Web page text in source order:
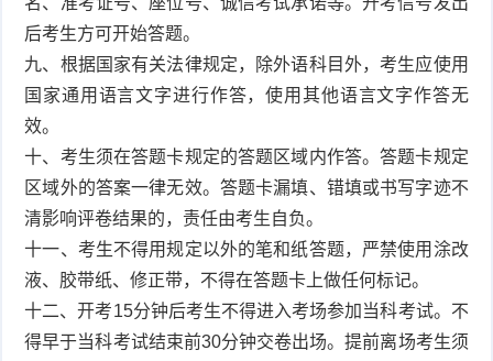
后考生方可开始答题。
九、根据国家有关法律规定，除外语科目外，考生应使用
国家通用语言文字进行作答，使用其他语言文字作答无
效。
十、考生须在答题卡规定的答题区域内作答。答题卡规定
区域外的答案一律无效。答题卡漏填、错填或书写字迹不
清影响评卷结果的，责任由考生自负。
十一、考生不得用规定以外的笔和纸答题，严禁使用涂改
液、胶带纸、修正带，不得在答题卡上做任何标记。
十二、开考15分钟后考生不得进入考场参加当科考试。不
得早于当科考试结束前30分钟交卷出场。提前离场考生须